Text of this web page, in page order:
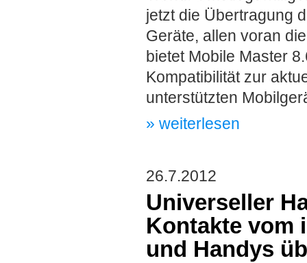
jetzt die Übertragung
Geräte, allen voran
bietet Mobile Master
Kompatibilität zur
unterstützten
» weiterlesen
26.7.2012
Universeller
Kontakte vom
und Handys